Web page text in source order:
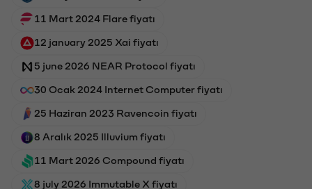
11 Mart 2024 Flare fiyatı
12 january 2025 Xai fiyatı
5 june 2026 NEAR Protocol fiyatı
30 Ocak 2024 Internet Computer fiyatı
25 Haziran 2023 Ravencoin fiyatı
8 Aralık 2025 Illuvium fiyatı
11 Mart 2026 Compound fiyatı
8 july 2026 Immutable X fiyatı